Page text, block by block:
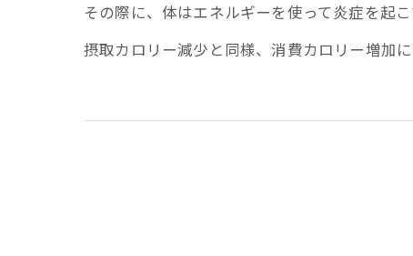
その際に、体はエネルギーを使って炎症を起
摂取カロリー減少と同様、消費カロリー増加